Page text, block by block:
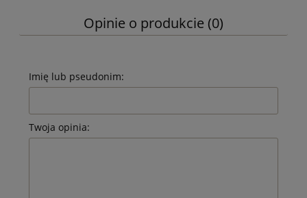
Opinie o produkcie (0)
Imię lub pseudonim:
Twoja opinia: